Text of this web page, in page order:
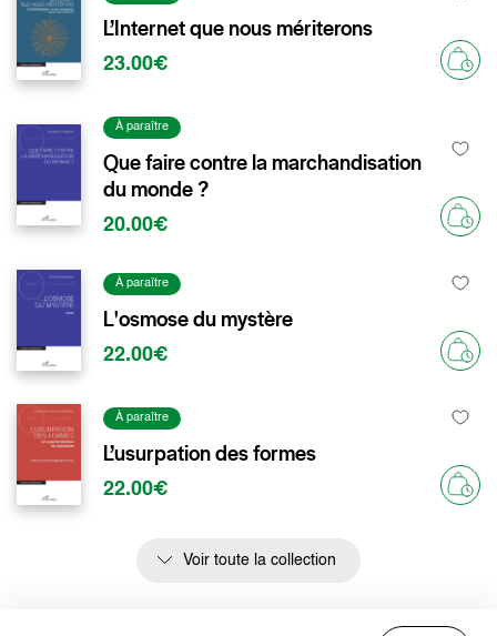
L’Internet que nous mériterons
23.00€
À paraître
Que faire contre la marchandisation
du monde ?
20.00€
À paraître
L'osmose du mystère
22.00€
À paraître
L’usurpation des formes
22.00€
Voir toute la collection